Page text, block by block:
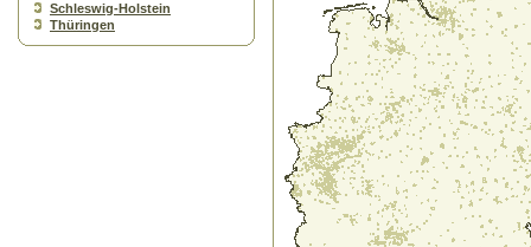
Schleswig-Holstein
Thüringen